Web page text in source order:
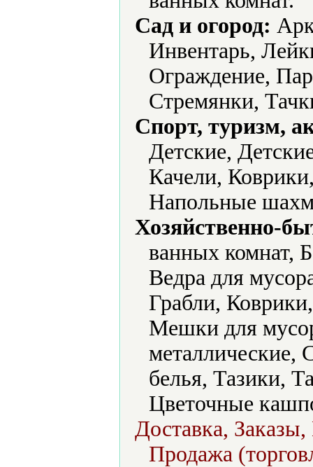
Сад и огород:
Инвентарь,
Ограждение,
Стремянки,
Спорт, туризм,
Детские,
Качели,
Напольные
Хозяйственно-
ванных комнат,
Ведра для
Грабли,
Мешки для
металлические,
белья, Тазики,
Цветочные
Доставка,
Продажа